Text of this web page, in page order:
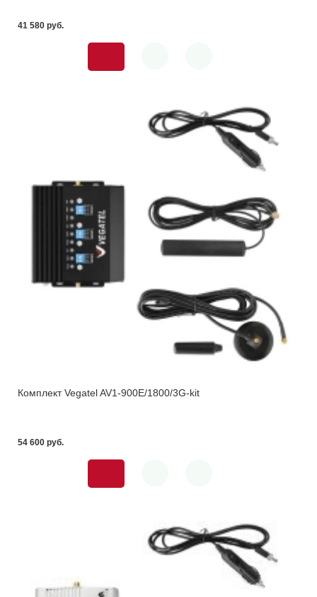
41 580 pуб.
Комплект Vegatel AV1-900E/1800/3G-kit
54 600 pуб.